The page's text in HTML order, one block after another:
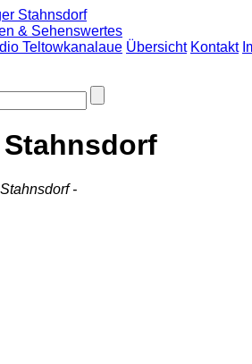
Stahnsdorf
& Sehenswertes
Teltowkanalaue Übersicht Kontakt
-